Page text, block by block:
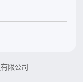
限公司